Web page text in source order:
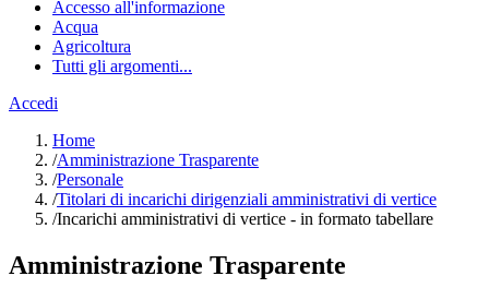
Accesso all'informazione
Acqua
Agricoltura
Tutti gli argomenti...
Accedi
Home
/Amministrazione Trasparente
/Personale
/Titolari di incarichi dirigenziali amministrativi di vertice
/Incarichi amministrativi di vertice - in formato tabellare
Amministrazione Trasparente